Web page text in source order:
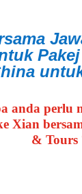
anda perlu
Xian
& Tours